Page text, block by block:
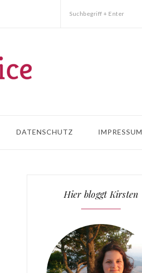
Suchbegriff + Enter
DATENSCHUTZ IMPRESSUM
Hier bloggt Kirsten